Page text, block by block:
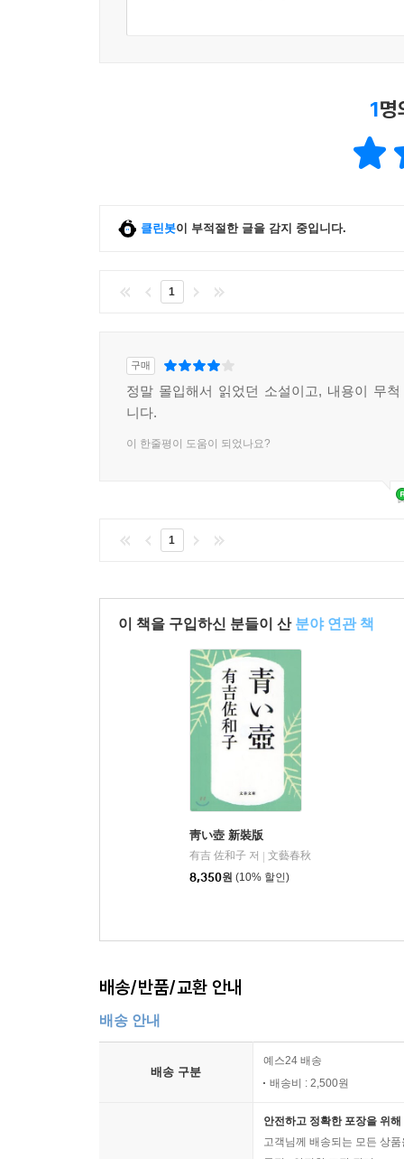
1명
클린봇이 부적절한 글을 감지 중입니다.
1
구매
정말 몰입해서 읽었던 소설이고, 내용이 무
니다.
이 한줄평이 도움이 되었나요?
1
이 책을 구입하신 분들이 산 분야 연관 책
靑い壺 新裝版
有吉 佐和子 저
文藝春秋
8,350원 (10% 할인)
배송/반품/교환 안내
배송 안내
배송 구분
예스24 배송
배송비 : 2,500원
안전하고 정확한 포장을 위
고객님께 배송되는 모든 상